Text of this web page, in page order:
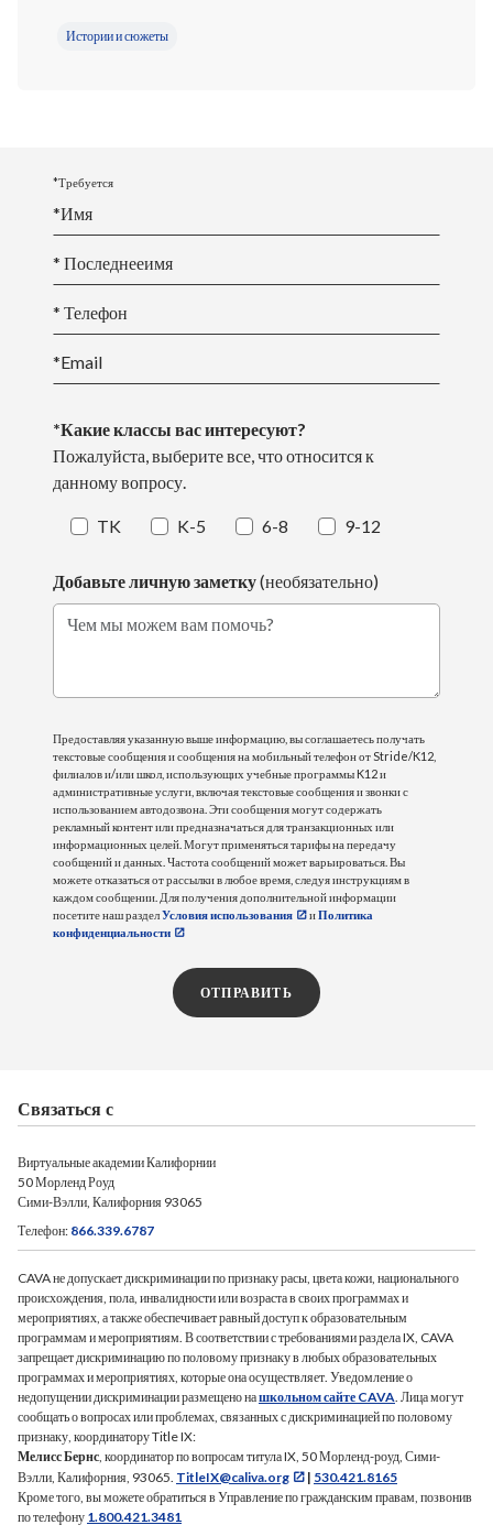
Истории и сюжеты
*Требуется
*Имя
* Последнееимя
* Телефон
*Email
*Какие классы вас интересуют?
Пожалуйста, выберите все, что относится к
данному вопросу.
TK K-5 6-8 9-12
Добавьте личную заметку(необязательно)
Чем мы можем вам помочь?
Предоставляя указанную выше информацию, вы соглашаетесь получать
текстовые сообщения и сообщения на мобильный телефон от Stride/K12,
филиалов и/или школ, использующих учебные программы K12 и
административные услуги, включая текстовые сообщения и звонки с
использованием автодозвона. Эти сообщения могут содержать
рекламный контент или предназначаться для транзакционных или
информационных целей. Могут применяться тарифы на передачу
сообщений и данных. Частота сообщений может варьироваться. Вы
можете отказаться от рассылки в любое время, следуя инструкциям в
каждом сообщении. Для получения дополнительной информации
посетите наш разделУсловия использования иПолитика
конфиденциальности
ОТПРАВИТЬ
Связаться с
Виртуальные академии Калифорнии
50 Морленд Роуд
Сими-Вэлли, Калифорния 93065
Телефон: 866.339.6787
CAVA не допускает дискриминации по признаку расы, цвета кожи, национального
происхождения, пола, инвалидности или возраста в своих программах и
мероприятиях, а также обеспечивает равный доступ к образовательным
программам и мероприятиям. В соответствии с требованиями раздела IX, CAVA
запрещает дискриминацию по половому признаку в любых образовательных
программах и мероприятиях, которые она осуществляет. Уведомление о
недопущении дискриминации размещено нашкольном сайте CAVA. Лица могут
сообщать о вопросах или проблемах, связанных с дискриминацией по половому
признаку, координатору Title IX:
Мелисс Бернс, координатор по вопросам титула IX, 50 Морленд-роуд, Сими-
Вэлли, Калифорния, 93065. TitleIX@caliva.org | 530.421.8165
Кроме того, вы можете обратиться в Управление по гражданским правам, позвонив
по телефону 1.800.421.3481